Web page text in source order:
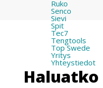
Ruko
Senco
Sievi
Spit
Tec7
Tengtools
Top Swede
Yritys
Yhteystiedot
Haluatko